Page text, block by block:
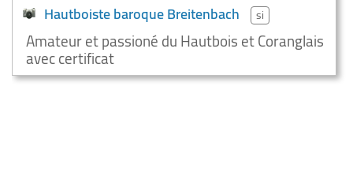
Hautboiste baroque Breitenbach si
Amateur et passioné du Hautbois et Coranglais
avec certificat